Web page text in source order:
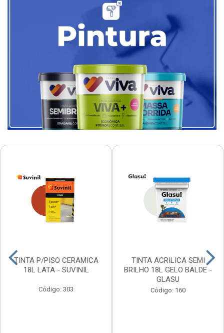
TINTA P/PISO CERAMICA
18L LATA - SUVINIL
Código: 303
TINTA ACRILICA SEMI
BRILHO 18L GELO BALDE -
GLASU
Código: 160